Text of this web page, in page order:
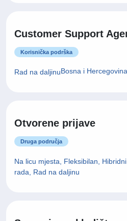
Customer Support
Korisnička podrška
Rad na daljinuBosna i Hercegovina
Otvorene prijave
Druga područja
Na licu mjesta, Fleksibilan,
rada, Rad na daljinu